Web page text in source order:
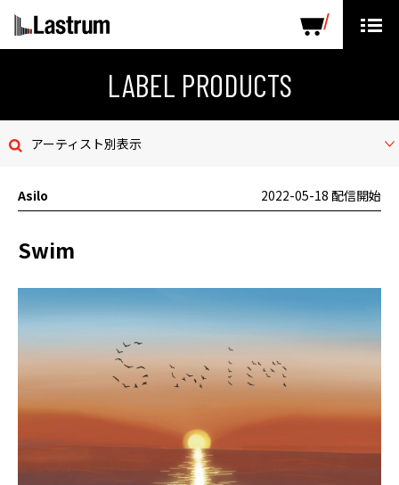
LABEL PRODUCTS
お問い合わせ
デモテープ
プライバシーポリシー
ENGLISH PAGE
LABEL PRODUCTS
アーティスト別表示
Asilo 2022-05-18 配信開始
Swim